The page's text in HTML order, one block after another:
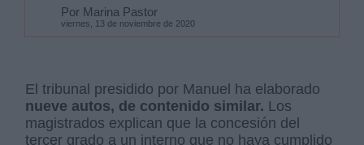
Por Marina Pastor
viernes, 13 de noviembre de 2020
El tribunal presidido por Manuel ha elaborado
nueve autos, de contenido similar. Los
magistrados explican que la concesión del
tercer grado a un interno que no haya cumplido